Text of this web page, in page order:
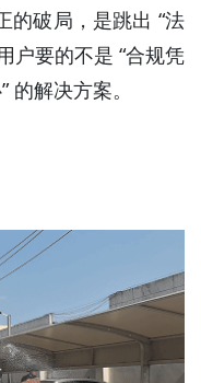
的破局，是跳出 “法
户要的不是 “合规凭
的解决方案。